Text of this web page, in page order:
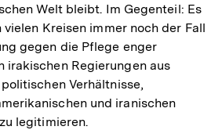
Welt bleibt. Im Gegenteil: Es
Kreisen immer noch der Fall
gegen die Pflege enger
irakischen Regierungen aus
Verhältnisse,
und iranischen
legitimieren.